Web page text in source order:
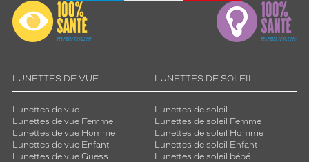
LUNETTES DE VUE
Lunettes de vue
Lunettes de vue Femme
Lunettes de vue Homme
Lunettes de vue Enfant
Lunettes de vue Guess
LUNETTES DE SOLEIL
Lunettes de soleil
Lunettes de soleil Femme
Lunettes de soleil Homme
Lunettes de soleil Enfant
Lunettes de soleil bébé